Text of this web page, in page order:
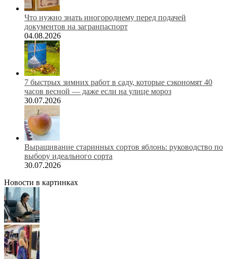
Что нужно знать иногороднему перед подачей
документов на загранпаспорт
04.08.2026
7 быстрых зимних работ в саду, которые сэкономят 40
часов весной — даже если на улице мороз
30.07.2026
Выращивание старинных сортов яблонь: руководство по
выбору идеального сорта
30.07.2026
Новости в картинках